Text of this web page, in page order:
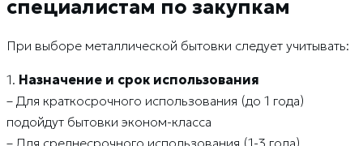
специалистам по закупкам
При выборе металлической бытовки следует учитывать:
1. Назначение и срок использования
– Для краткосрочного использования (до 1 года)
подойдут бытовки эконом-класса
– Для среднесрочного использования (1-3 года)